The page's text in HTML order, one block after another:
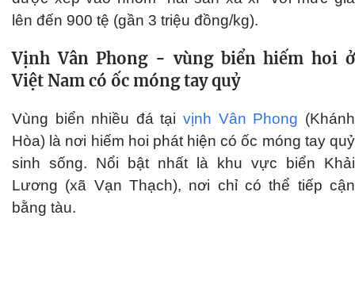
lên đến 900 tệ (gần 3 triệu đồng/kg).
Vịnh Vân Phong - vùng biển hiếm hoi ở
Việt Nam có ốc móng tay quỷ
Vùng biển nhiều đá tạivịnh Vân Phong (Khánh
Hòa) là nơi hiếm hoi phát hiện có ốc móng tay quỷ
sinh sống. Nổi bật nhất là khu vực biển Khải
Lương (xã Vạn Thạch), nơi chỉ có thể tiếp cận
bằng tàu.